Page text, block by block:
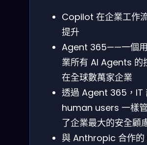
Copilot 在企業工作
提升
Agent 365——一個用
業所有 AI Agents
在全球數萬家企業
透過 Agent 365，IT
human users 一樣
了企業最大的安全顧
與 Anthropic 合作